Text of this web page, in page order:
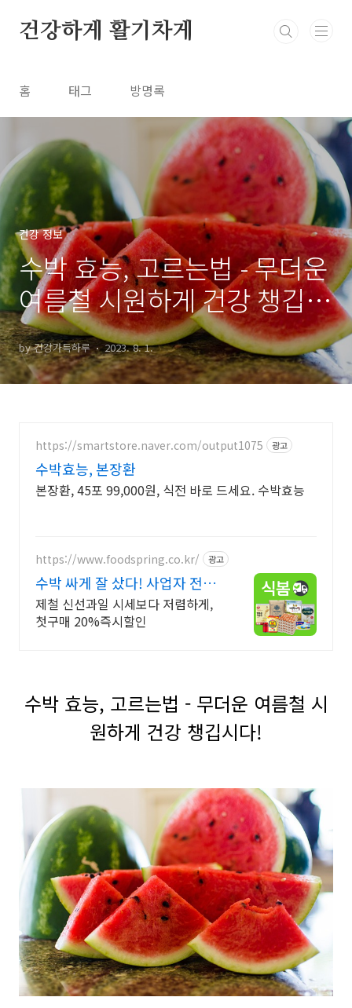
건강하게 활기차게
홈 태그 방명록
건강 정보
수박 효능, 고르는법 - 무더운
여름철 시원하게 건강 챙깁시
다!
by 건강가득하루 2023. 8. 1.
https://smartstore.naver.com/output1075 광고
수박효능, 본장환
본장환, 45포 99,000원, 식전 바로 드세요. 수박효능
https://www.foodspring.co.kr/ 광고
수박 싸게 잘 샀다! 사업자 전용
특가
제철 신선과일 시세보다 저렴하게,
첫구매 20%즉시할인
수박 효능, 고르는법 - 무더운 여름철 시
원하게 건강 챙깁시다!